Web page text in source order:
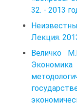
32. - 2013
Лекция.
Величко